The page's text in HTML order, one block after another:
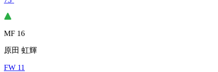
MF 16
原田 虹輝
FW 11